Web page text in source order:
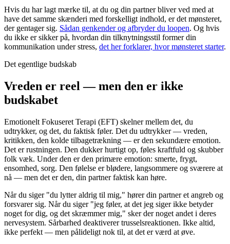
Hvis du har lagt mærke til, at du og din partner bliver ved med at
have det samme skænderi med forskelligt indhold, er det mønsteret,
der gentager sig. Sådan genkender og afbryder du loopen. Og hvis
du ikke er sikker på, hvordan din tilknytningsstil former din
kommunikation under stress, det her forklarer, hvor mønsteret starter.
Det egentlige budskab
Vreden er reel — men den er ikke
budskabet
Emotionelt Fokuseret Terapi (EFT) skelner mellem det, du
udtrykker, og det, du faktisk føler. Det du udtrykker — vreden,
kritikken, den kolde tilbagetrækning — er den sekundære emotion.
Det er rustningen. Den dukker hurtigt op, føles kraftfuld og skubber
folk væk. Under den er den primære emotion: smerte, frygt,
ensomhed, sorg. Den følelse er blødere, langsommere og sværere at
nå — men det er den, din partner faktisk kan høre.
Når du siger "du lytter aldrig til mig," hører din partner et angreb og
forsvarer sig. Når du siger "jeg føler, at det jeg siger ikke betyder
noget for dig, og det skræmmer mig," sker der noget andet i deres
nervesystem. Sårbarhed deaktiverer trusselsreaktionen. Ikke altid,
ikke perfekt — men pålideligt nok til, at det er værd at øve.